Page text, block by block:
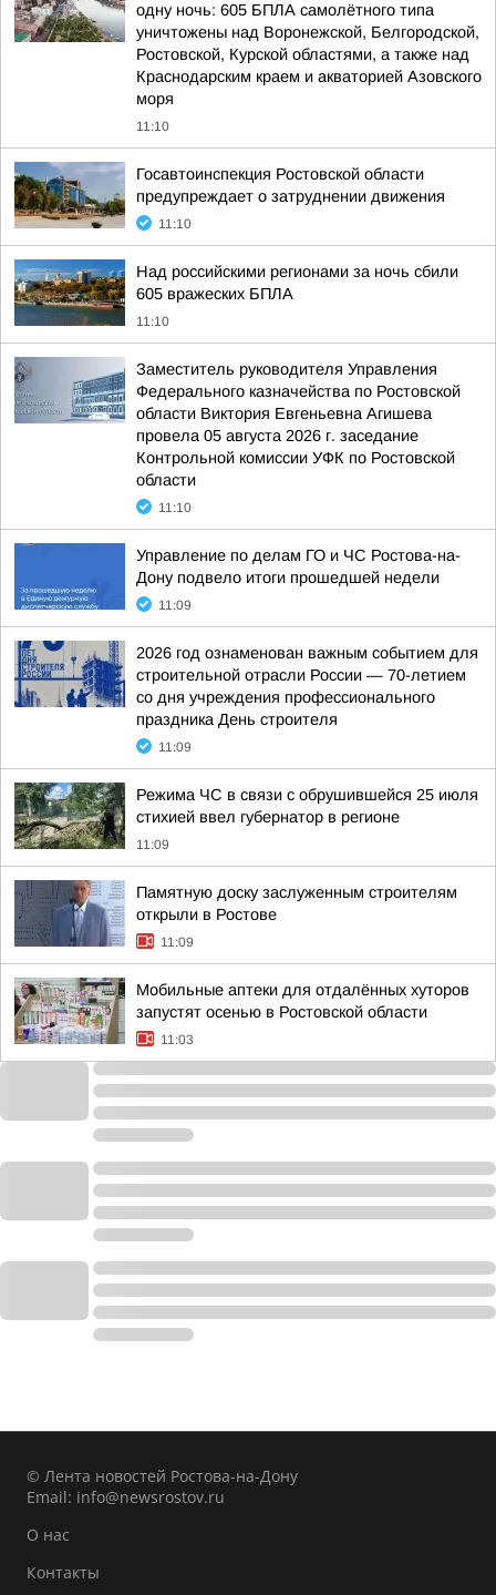
одну ночь: 605 БПЛА самолётного типа
уничтожены над Воронежской, Белгородской,
Ростовской, Курской областями, а также над
Краснодарским краем и акваторией Азовского
моря
11:10
Госавтоинспекция Ростовской области
предупреждает о затруднении движения
11:10
Над российскими регионами за ночь сбили
605 вражеских БПЛА
11:10
Заместитель руководителя Управления
Федерального казначейства по Ростовской
области Виктория Евгеньевна Агишева
провела 05 августа 2026 г. заседание
Контрольной комиссии УФК по Ростовской
области
11:10
Управление по делам ГО и ЧС Ростова-на-
Дону подвело итоги прошедшей недели
11:09
2026 год ознаменован важным событием для
строительной отрасли России — 70-летием
со дня учреждения профессионального
праздника День строителя
11:09
Режима ЧС в связи с обрушившейся 25 июля
стихией ввел губернатор в регионе
11:09
Памятную доску заслуженным строителям
открыли в Ростове
11:09
Мобильные аптеки для отдалённых хуторов
запустят осенью в Ростовской области
11:03
© Лента новостей Ростова-на-Дону
Email: info@newsrostov.ru
О нас
Контакты